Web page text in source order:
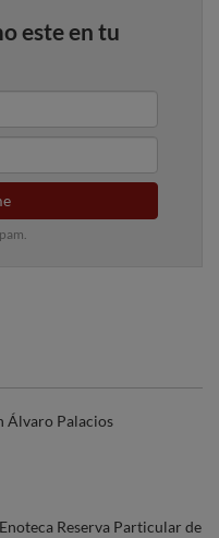
este en tu
Álvaro Palacios
Reserva Particular de